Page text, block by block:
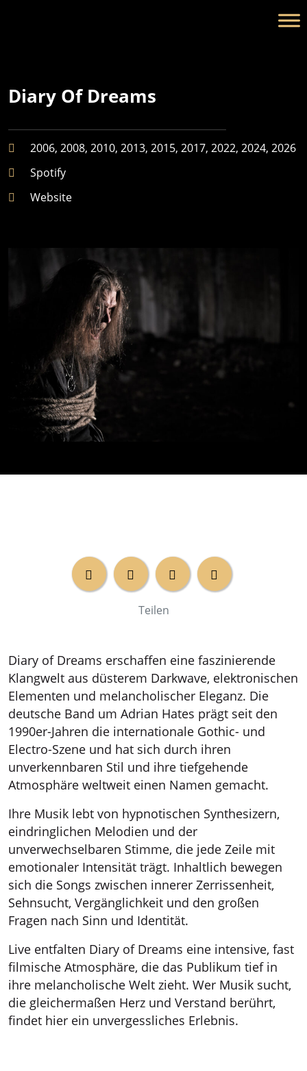
Diary Of Dreams
2006, 2008, 2010, 2013, 2015, 2017, 2022, 2024, 2026
Spotify
Website
Teilen
Diary of Dreams erschaffen eine faszinierende
Klangwelt aus düsterem Darkwave, elektronischen
Elementen und melancholischer Eleganz. Die
deutsche Band um Adrian Hates prägt seit den
1990er-Jahren die internationale Gothic- und
Electro-Szene und hat sich durch ihren
unverkennbaren Stil und ihre tiefgehende
Atmosphäre weltweit einen Namen gemacht.
Ihre Musik lebt von hypnotischen Synthesizern,
eindringlichen Melodien und der
unverwechselbaren Stimme, die jede Zeile mit
emotionaler Intensität trägt. Inhaltlich bewegen
sich die Songs zwischen innerer Zerrissenheit,
Sehnsucht, Vergänglichkeit und den großen
Fragen nach Sinn und Identität.
Live entfalten Diary of Dreams eine intensive, fast
filmische Atmosphäre, die das Publikum tief in
ihre melancholische Welt zieht. Wer Musik sucht,
die gleichermaßen Herz und Verstand berührt,
findet hier ein unvergessliches Erlebnis.